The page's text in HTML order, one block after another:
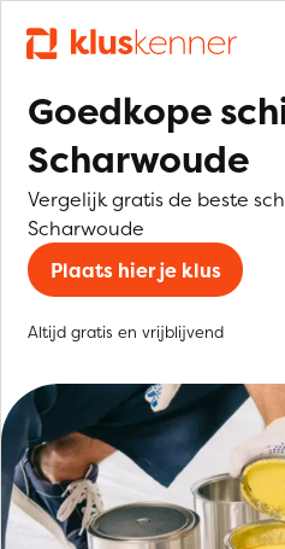
Goedkope
Scharwoude
Vergelijk gratis de beste
Scharwoude
Plaats hier je klus
Altijd gratis en vrijblijvend